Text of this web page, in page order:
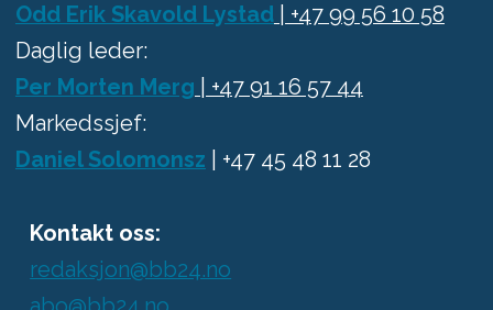
Odd Erik Skavold Lystad| +47 99 56 10 58
Daglig leder:
Per Morten Merg | +47 91 16 57 44
Markedssjef:
Daniel Solomonsz | +47 45 48 11 28
Kontakt oss:
redaksjon@bb24.no